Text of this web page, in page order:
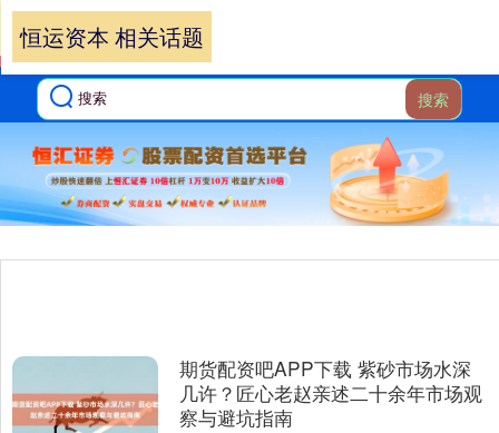
搜索
恒运资本 相关话题
期货配资吧APP下载 紫砂市场水深
几许？匠心老赵亲述二十余年市场观
察与避坑指南